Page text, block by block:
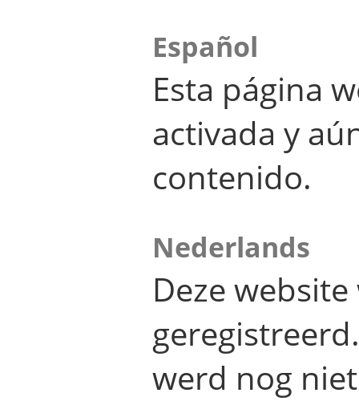
Español
Esta página
activada y
contenido.
Nederlands
Deze
werd nog